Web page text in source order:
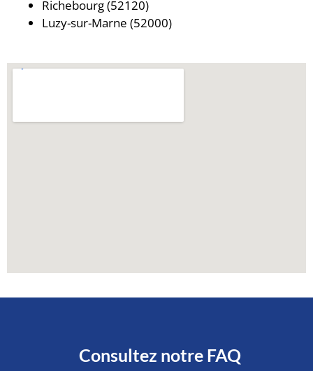
Richebourg (52120)
Luzy-sur-Marne (52000)
Consultez notre FAQ